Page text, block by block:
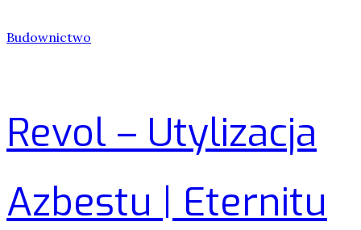
Budownictwo
Revol – Utylizacja
Azbestu | Eternitu